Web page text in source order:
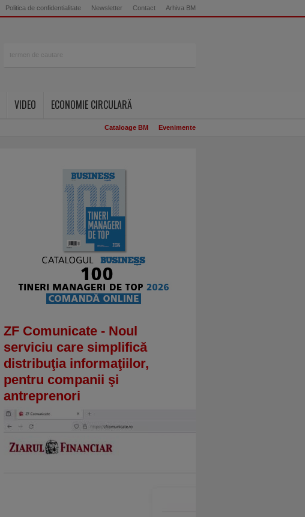
Politica de confidentialitate Newsletter Contact Arhiva BM
VIDEO
ECONOMIE CIRCULARĂ
Cataloage BM Evenimente
ZF Comunicate - Noul
serviciu care simplifică
distribuţia informaţiilor,
pentru companii şi
antreprenori